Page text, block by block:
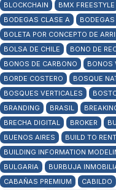
BLOCKCHAIN
BMX FREESTYLE
BODEGAS CLASE A
BODEGAS
BOLETA POR CONCEPTO DE
BOLSA DE CHILE
BONO DE
BONOS DE CARBONO
BONOS
BORDE COSTERO
BOSQUE
BOSQUES VERTICALES
BRANDING
BRASIL
BRECHA DIGITAL
BROKER
BUENOS AIRES
BUILD TO RENT
BUILDING INFORMATION
BULGARIA
BURBUJA
CABAÑAS PREMIUM
CABILDO